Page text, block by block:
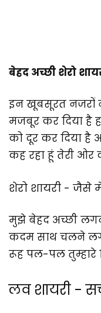
बेहद अच्छी शेरो
इन खूबसूरत नजरों
मजबूर कर दिया है
को दूर कर दिया
कह रहा हूं तेरी ओर
शेरो शायरी - जैसे
मुझे बेहद अच्छी
कदम साथ चलने
रूह पल-पल तुम्हारे
लव शायरी -